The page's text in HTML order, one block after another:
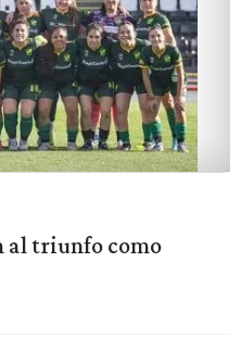
al triunfo como